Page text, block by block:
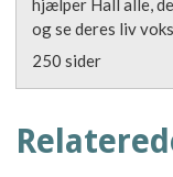
hjælper Hall alle,
og se deres liv
250 sider